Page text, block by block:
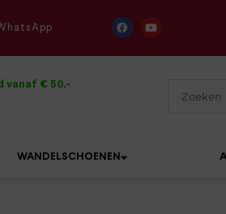
vanaf € 50,-
WANDELSCHOENEN